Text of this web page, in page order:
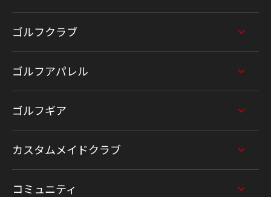
ゴルフクラブ
ゴルフアパレル
ゴルフギア
カスタムメイドクラブ
コミュニティ